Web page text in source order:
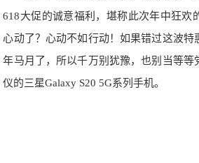
618大促的诚意福利，堪称此次年中狂欢
心动了？心动不如行动！如果错过这波特
年马月了，所以千万别犹豫，也别当等等
仪的三星Galaxy S20 5G系列手机。